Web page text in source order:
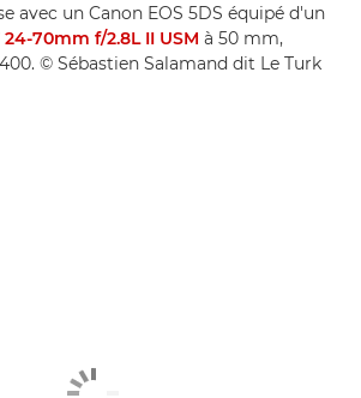
avec un Canon EOS 5DS équipé d'un
70mm f/2.8L II USM à 50 mm,
© Sébastien Salamand dit Le Turk